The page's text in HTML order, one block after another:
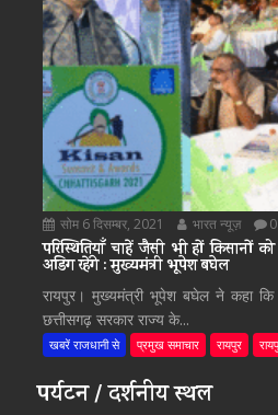
सोम 6 दिसम्बर, 2021 भारत न्यूज़ 0
परिस्थितियाँ चाहें जैसी भी हों
अडिग रहेंगे : मुख्यमंत्री भूपेश बघेल
रायपुर। मुख्यमंत्री भूपेश बघेल ने कहा कि
छत्तीसगढ़ सरकार राज्य के...
खबरें राजधानी से प्रमुख समाचार रायपुर
पर्यटन / दर्शनीय स्थल